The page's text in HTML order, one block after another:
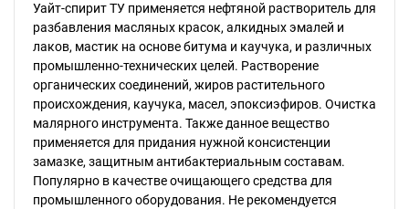
Уайт-спирит ТУ применяется нефтяной растворитель для
разбавления масляных красок, алкидных эмалей и
лаков, мастик на основе битума и каучука, и различных
промышленно-технических целей. Растворение
органических соединений, жиров растительного
происхождения, каучука, масел, эпоксиэфиров. Очистка
малярного инструмента. Также данное вещество
применяется для придания нужной консистенции
замазке, защитным антибактериальным составам.
Популярно в качестве очищающего средства для
промышленного оборудования. Не рекомендуется